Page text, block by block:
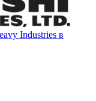
Industries в